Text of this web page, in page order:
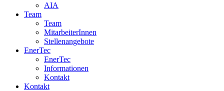
AIA
Team
Team
MitarbeiterInnen
Stellenangebote
EnerTec
EnerTec
Informationen
Kontakt
Kontakt